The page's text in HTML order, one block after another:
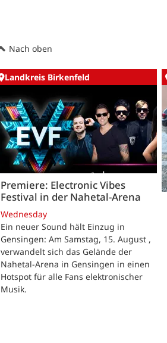
Nach oben
Landkreis Birkenfeld
Premiere: Electronic Vibes
Festival in der Nahetal-Arena
Wednesday
Ein neuer Sound hält Einzug in
Gensingen: Am Samstag, 15. August ,
verwandelt sich das Gelände der
Nahetal-Arena in Gensingen in einen
Hotspot für alle Fans elektronischer
Musik.